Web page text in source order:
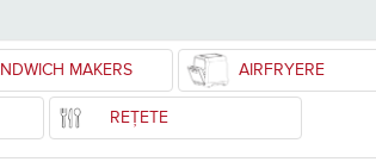
MAKERS AIRFRYERE
REȚETE